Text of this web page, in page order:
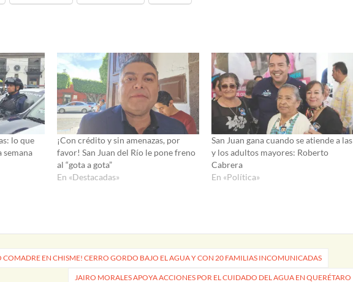
lo que
semana
¡Con crédito y sin amenazas, por
favor! San Juan del Río le pone freno
al “gota a gota”
En «Destacadas»
San Juan gana cuando se atiende a las
y los adultos mayores: Roberto
Cabrera
En «Política»
COMADRE EN CHISME! CERRO GORDO BAJO EL AGUA Y CON 20 FAMILIAS INCOMUNICADAS
JAIRO MORALES APOYA ACCIONES POR EL CUIDADO DEL AGUA EN QUERÉTARO